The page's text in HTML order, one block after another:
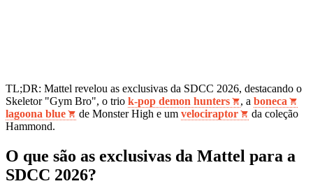
TL;DR: Mattel revelou as exclusivas da SDCC 2026, destacando o
Skeletor "Gym Bro", o trio k‑pop demon hunters , a boneca
lagoona blue
de Monster High e um velociraptor
da coleção
Hammond.
O que são as exclusivas da Mattel para a
SDCC 2026?